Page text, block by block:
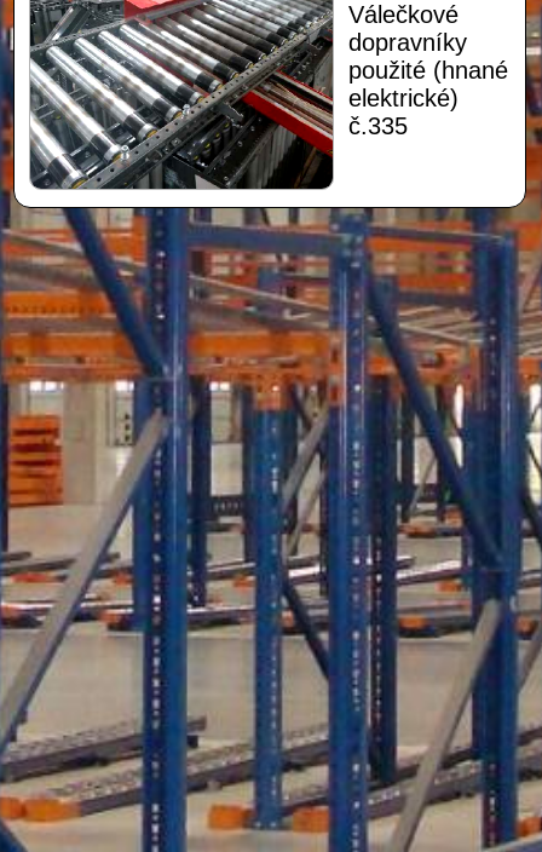
Válečkové
dopravníky
použité (hnané
elektrické)
č.335